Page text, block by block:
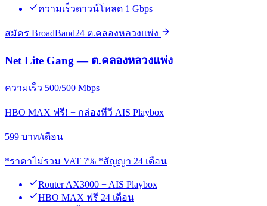
ความเร็วดาวน์โหลด 1 Gbps
สมัคร BroadBand24 ต.คลองหลวงแพ่ง
Net Lite Gang — ต.คลองหลวงแพ่ง
ความเร็ว 500/500 Mbps
HBO MAX ฟรี! + กล่องทีวี AIS Playbox
599 บาท/เดือน
*ราคาไม่รวม VAT 7% *สัญญา 24 เดือน
Router AX3000 + AIS Playbox
HBO MAX ฟรี 24 เดือน